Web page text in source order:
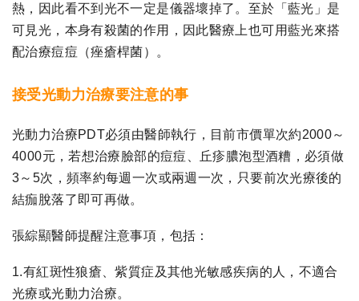
熱，因此看不到光不一定是儀器壞掉了。至於「藍光」是
可見光，本身有殺菌的作用，因此醫療上也可用藍光來搭
配治療痘痘（痤瘡桿菌）。
接受光動力治療要注意的事
光動力治療PDT必須由醫師執行，目前市價單次約2000～
4000元，若想治療臉部的痘痘、丘疹膿泡型酒糟，必須做
3～5次，頻率約每週一次或兩週一次，只要前次光療後的
結痂脫落了即可再做。
張綜顯醫師提醒注意事項，包括：
1.有紅斑性狼瘡、紫質症及其他光敏感疾病的人，不適合
光療或光動力治療。